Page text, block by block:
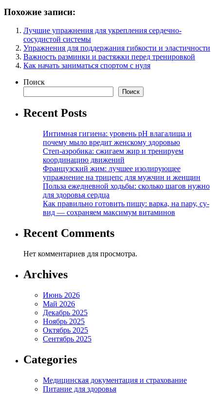
Похожие записи:
Лучшие упражнения для укрепления сердечно-
сосудистой системы
Упражнения для поддержания гибкости и эластичности
Важность разминки и растяжки перед тренировкой
Как начать заниматься спортом с нуля
Поиск
Поиск
Recent Posts
Интимная гигиена: уровень pH влагалища и
почему мыло вредит женскому здоровью
Степ-аэробика: сжигаем жир и тренируем
координацию движений
Французский жим: лучшее изолирующее
упражнение на трицепс для мужчин и женщин
Польза ежедневной ходьбы: сколько шагов нужно
для здоровья сердца
Как правильно готовить пищу: варка, на пару, су-
вид — сохраняем максимум витаминов
Recent Comments
Нет комментариев для просмотра.
Archives
Июнь 2026
Май 2026
Декабрь 2025
Ноябрь 2025
Октябрь 2025
Сентябрь 2025
Categories
Медицинская документация и страхование
Питание для здоровья